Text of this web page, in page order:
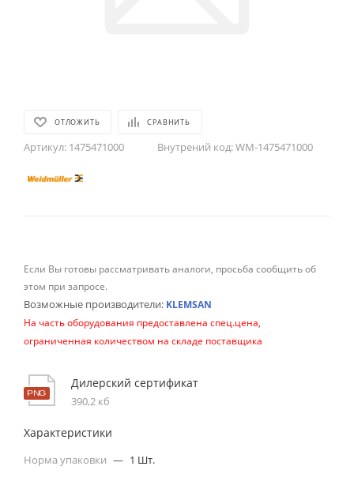
ОТЛОЖИТЬ СРАВНИТЬ
Артикул: 1475471000 Внутрений код:WM-1475471000
Если Вы готовы рассматривать аналоги, просьба сообщить об
этом при запросе.
Возможные производители: KLEMSAN
На часть оборудования предоставлена спец.цена,
ограниченная количеством на складе поставщика
Дилерский сертификат
390,2 кб
Характеристики
Норма упаковки — 1 Шт.